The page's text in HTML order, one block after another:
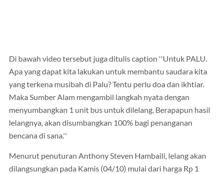
Di bawah video tersebut juga ditulis caption ''Untuk PALU.
Apa yang dapat kita lakukan untuk membantu saudara kita
yang terkena musibah di Palu? Tentu perlu doa dan ikhtiar.
Maka Sumber Alam mengambil langkah nyata dengan
menyumbangkan 1 unit bus untuk dilelang. Berapapun hasil
lelangnya, akan disumbangkan 100% bagi penanganan
bencana di sana.''
Menurut penuturan Anthony Steven Hambaili, lelang akan
dilangsungkan pada Kamis (04/10) mulai dari harga Rp 1